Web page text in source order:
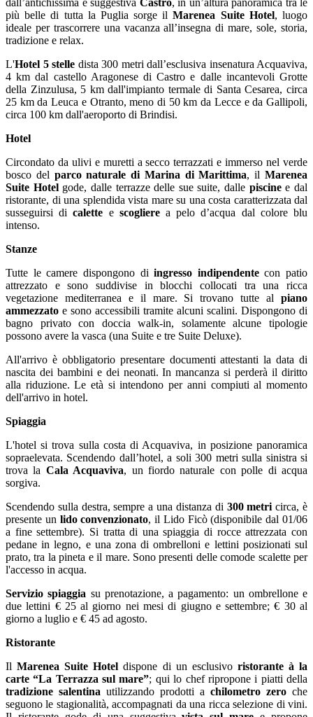
più belle di tutta la Puglia sorge ilMarenea Suite Hotel, luogo
ideale per trascorrere una vacanza all’insegna di mare, sole, storia,
tradizione e relax.
L'Hotel 5 stelle dista 300 metri dall’esclusiva insenatura Acquaviva,
4 km dal castello Aragonese di Castro e dalle incantevoli Grotte
della Zinzulusa, 5 km dall'impianto termale di Santa Cesarea, circa
25 km da Leuca e Otranto, meno di 50 km da Lecce e da Gallipoli,
circa 100 km dall'aeroporto di Brindisi.
Hotel
Circondato da ulivi e muretti a secco terrazzati e immerso nel verde
bosco del parco naturale di Marina di Marittima, ilMarenea
Suite Hotelgode, dalle terrazze delle sue suite, dalle piscinee dal
ristorante, di una splendida vista mare su una costa caratterizzata dal
susseguirsi dicalette e scoglierea pelo d’acqua dal colore blu
intenso.
Stanze
Tutte le camere dispongono diingresso indipendentecon patio
attrezzato e sono suddivise in blocchi collocati tra una ricca
vegetazione mediterranea e il mare. Si trovano tutte al piano
ammezzato e sono accessibili tramite alcuni scalini. Dispongono di
bagno privato con doccia walk-in, solamente alcune tipologie
possono avere la vasca (una Suite e tre Suite Deluxe).
All'arrivo è obbligatorio presentare documenti attestanti la data di
nascita dei bambini e dei neonati. In mancanza si perderà il diritto
alla riduzione. Le età si intendono per anni compiuti al momento
dell'arrivo in hotel.
Spiaggia
L'hotel si trova sulla costa di Acquaviva, in posizione panoramica
sopraelevata. Scendendo dall’hotel, a soli 300 metri sulla sinistra si
trova la Cala Acquaviva, un fiordo naturale con polle di acqua
sorgiva.
Scendendo sulla destra, sempre a una distanza di 300 metri circa, è
presente un lido convenzionato, il Lido Ficò (disponibile dal 01/06
a fine settembre). Si tratta di una spiaggia di rocce attrezzata con
pedane in legno, e una zona di ombrelloni e lettini posizionati sul
prato, tra la pineta e il mare. Sono presenti delle comode scalette per
l'accesso in acqua.
Servizio spiaggia su prenotazione, a pagamento: un ombrellone e
due lettini € 25 al giorno nei mesi di giugno e settembre; € 30 al
giorno a luglio e € 45 ad agosto.
Ristorante
IlMarenea Suite Hotel dispone di un esclusivo ristorante à la
carte “La Terrazza sul mare”; qui lo chef ripropone i piatti della
tradizione salentina utilizzando prodotti a chilometro zero che
seguono le stagionalità, accompagnati da una ricca selezione di vini.